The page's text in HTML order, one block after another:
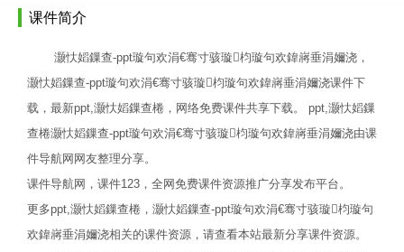
课件简介
灏忕嫍鏁查-ppt璇句欢涓€骞寸骇璇枃璇句欢鍏嶈垂涓嬭浇，
灏忕嫍鏁查-ppt璇句欢涓€骞寸骇璇枃璇句欢鍏嶈垂涓嬭浇课件下
载，最新ppt,灏忕嫍鏁查棬，网络免费课件共享下载。 ppt,灏忕嫍鏁
查棬灏忕嫍鏁查-ppt璇句欢涓€骞寸骇璇枃璇句欢鍏嶈垂涓嬭浇由课
件导航网网友整理分享。
课件导航网，课件123，全网免费课件资源推广分享发布平台。
更多ppt,灏忕嫍鏁查棬，灏忕嫍鏁查-ppt璇句欢涓€骞寸骇璇枃璇句
欢鍏嶈垂涓嬭浇相关的课件资源，请查看本站最新分享课件资源。